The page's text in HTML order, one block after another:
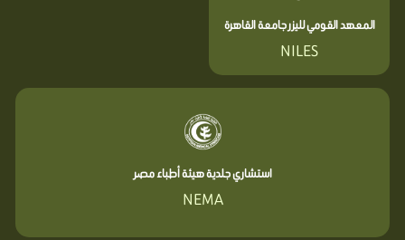
المعهد القومي لليزر جامعة القاهرة
NILES
استشاري جلدية هيئة أطباء مصر
NEMA